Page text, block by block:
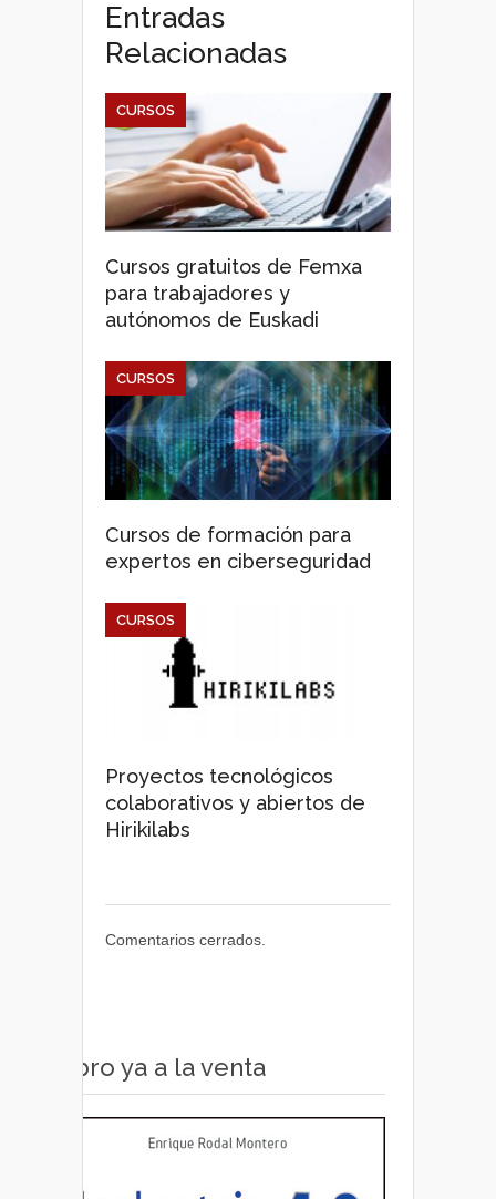
Entradas
Relacionadas
Cursos gratuitos de Femxa
para trabajadores y
autónomos de Euskadi
CURSOS
Cursos de formación para
expertos en ciberseguridad
CURSOS
Proyectos tecnológicos
colaborativos y abiertos de
Hirikilabs
CURSOS
Comentarios cerrados.
Libro ya a la venta